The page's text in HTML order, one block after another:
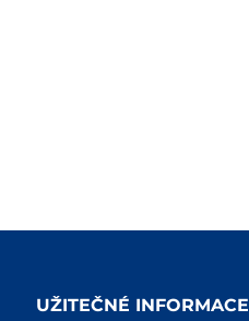
UŽITEČNÉ INFORMACE